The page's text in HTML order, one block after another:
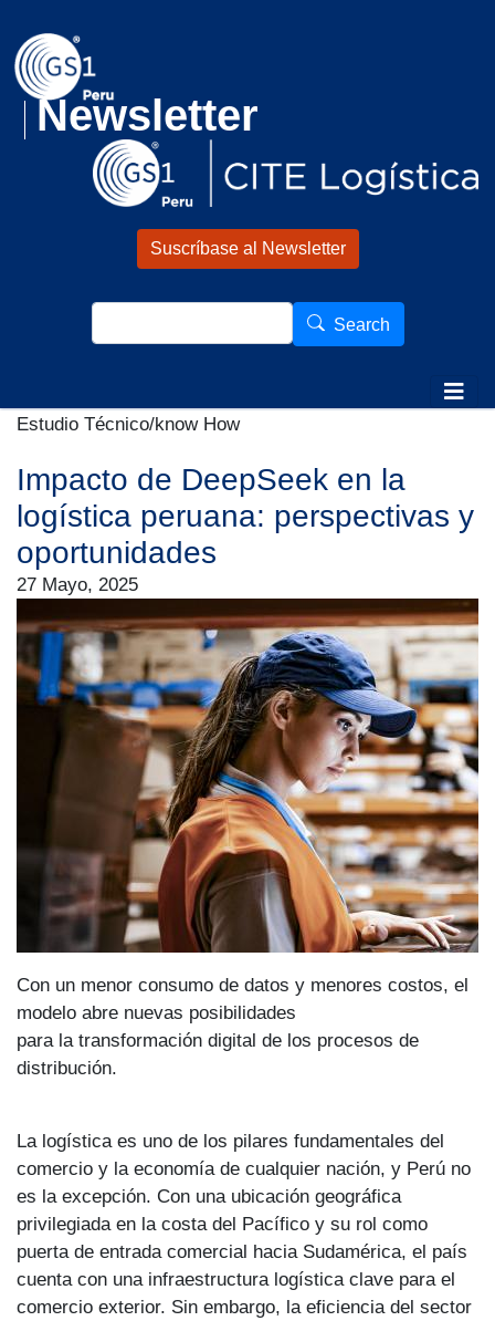
Newsletter
Suscríbase al Newsletter
Search
Estudio Técnico/know How
Impacto de DeepSeek en la
logística peruana: perspectivas y
oportunidades
27 Mayo, 2025
Con un menor consumo de datos y menores costos, el
modelo abre nuevas posibilidades
para la transformación digital de los procesos de
distribución.
La logística es uno de los pilares fundamentales del
comercio y la economía de cualquier nación, y Perú no
es la excepción. Con una ubicación geográfica
privilegiada en la costa del Pacífico y su rol como
puerta de entrada comercial hacia Sudamérica, el país
cuenta con una infraestructura logística clave para el
comercio exterior. Sin embargo, la eficiencia del sector